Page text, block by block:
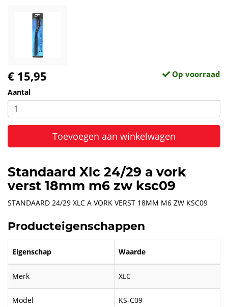
€ 15,95 Op voorraad
Aantal
Toevoegen aan winkelwagen
Standaard Xlc 24/29 a vork
verst 18mm m6 zw ksc09
STANDAARD 24/29 XLC A VORK VERST 18MM M6 ZW KSC09
Producteigenschappen
Eigenschap Waarde
Merk XLC
Model KS-C09